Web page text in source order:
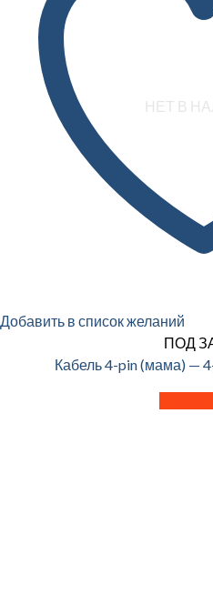
Добавить в список желаний
НЕТ В
ПОД
Кабель 4-pin (мама) —